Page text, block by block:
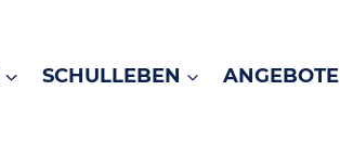
SCHULLEBEN ANGEBOTE